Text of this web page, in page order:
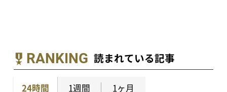
RANKING 読まれている記事
24時間 1週間 1ヶ月